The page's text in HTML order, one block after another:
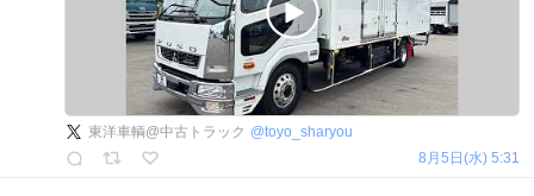
東洋車輌@中古トラック @toyo_sharyou
8月5日(水) 5:31